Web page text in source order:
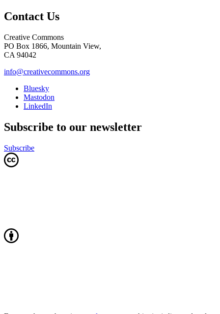
Contact Us
Creative Commons
PO Box 1866, Mountain View,
CA 94042
info@creativecommons.org
Bluesky
Mastodon
LinkedIn
Subscribe to our newsletter
Subscribe